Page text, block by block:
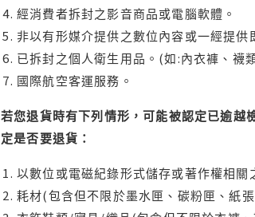
經消費者拆封之影音商品或電腦軟體。
非以有形媒介提供之數位內容或一經提
已拆封之個人衛生用品。(如:內衣褲、襪
國際航空客運服務。
若您退貨時有下列情形，可能被認定已逾
定是否要退貨：
以數位或電磁紀錄形式儲存或著作權相
耗材(包含但不限於墨水匣、碳粉匣、紙